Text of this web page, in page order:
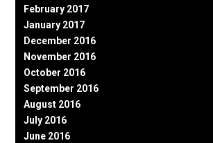
February 2017
January 2017
December 2016
November 2016
October 2016
September 2016
August 2016
July 2016
June 2016